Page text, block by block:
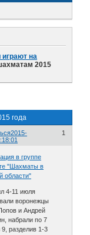
на
2015
года
1
2015-
в группе
"Шахматы в
области"
4-11 июля
воронежцы
и Андрей
набрали по 7
9, разделив 1-3